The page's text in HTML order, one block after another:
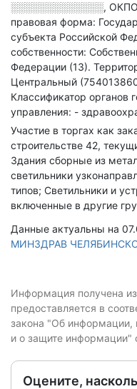
░░░░░░░░░░░░░, ОКПО
правовая форма:
субъекта Российской
собственности:
Федерации (13).
Центральный
Классификатор органов
управления: -
Участие в торгах как
строительстве 42,
Здания сборные из
светильники
типов; Светильники и
включенные в другие
Данные актуальны на
МИНЗДРАВ
Информация получена
предоставляется в
закона "Об информации,
и о защите информации"
Оцените,